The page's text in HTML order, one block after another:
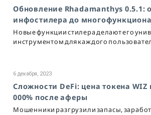
Обновление Rhadamanthys 0.5.1:
инфостилера до
Новые функции стилера делают его
инструментом для каждого
6 декабря, 2023
Сложности DeFi: цена токена WIZ
000% после аферы
Мошенники разгрузили запасы,